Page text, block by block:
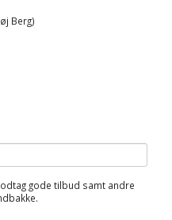
Berg)
gode tilbud samt andre